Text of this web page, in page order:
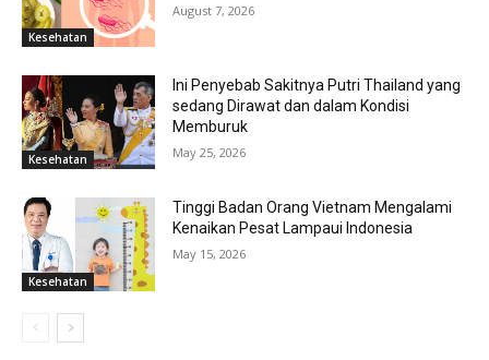
Kesehatan
August 7, 2026
Kesehatan
Ini Penyebab Sakitnya Putri Thailand yang
sedang Dirawat dan dalam Kondisi
Memburuk
May 25, 2026
Kesehatan
Tinggi Badan Orang Vietnam Mengalami
Kenaikan Pesat Lampaui Indonesia
May 15, 2026